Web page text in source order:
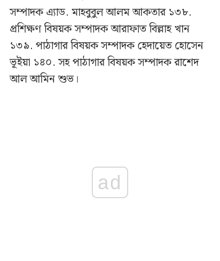
সম্পাদক এ্যাড. মাহবুবুল আলম আকতার ১৩৮.
প্রশিক্ষণ বিষয়ক সম্পাদক আরাফাত বিল্লাহ খান
১৩৯. পাঠাগার বিষয়ক সম্পাদক হেদায়েত হোসেন
ভূইয়া ১৪০. সহ পাঠাগার বিষয়ক সম্পাদক রাশেদ
আল আমিন শুভ।
ad